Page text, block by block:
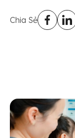
Chia Sẻ